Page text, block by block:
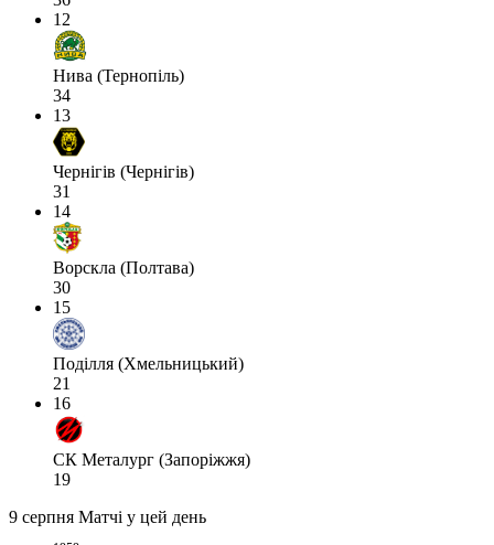
12
Нива (Тернопіль)
34
13
Чернігів (Чернігів)
31
14
Ворскла (Полтава)
30
15
Поділля (Хмельницький)
21
16
СК Металург (Запоріжжя)
19
9 серпня Матчі у цей день